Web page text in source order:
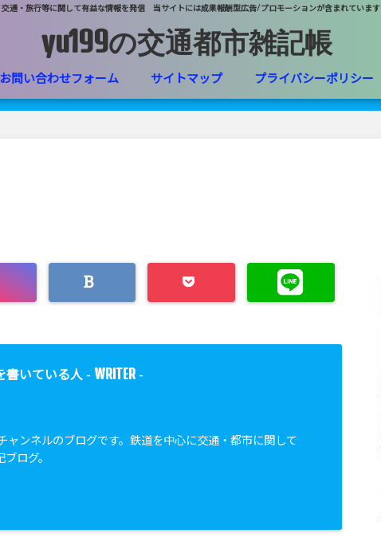
交通・旅行等に関して有益な情報を発信 当サイトには成果報酬型広告/プロモーションが含まれています
yu199の交通都市雑記帳
お問い合わせフォーム サイトマップ プライバシーポリシー
書いている人 - WRITER -
ャンネルのブログです。鉄道を中心に交通・都市に関して
ログ。